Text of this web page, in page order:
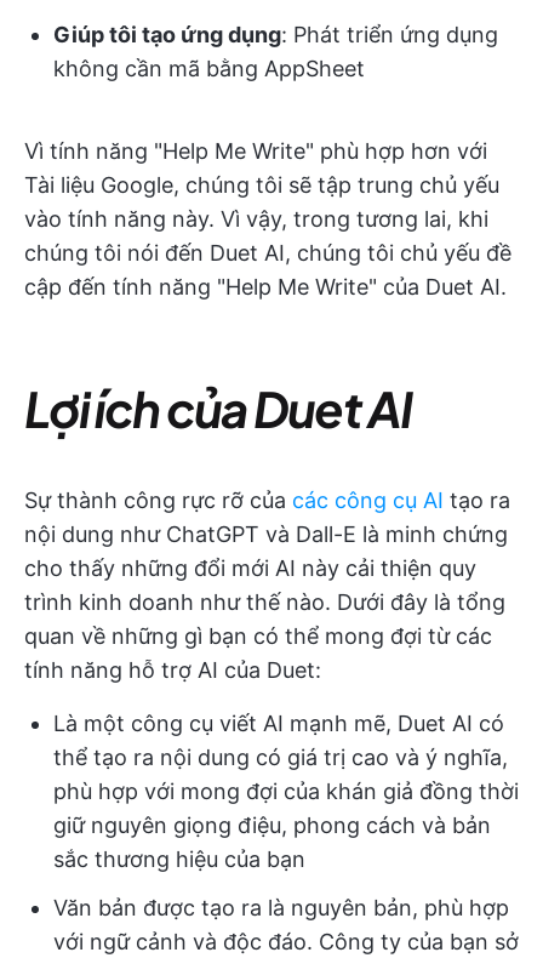
Giúp tôi tạo ứng dụng: Phát triển ứng dụng
không cần mã bằng AppSheet
Vì tính năng "Help Me Write" phù hợp hơn với
Tài liệu Google, chúng tôi sẽ tập trung chủ yếu
vào tính năng này. Vì vậy, trong tương lai, khi
chúng tôi nói đến Duet AI, chúng tôi chủ yếu đề
cập đến tính năng "Help Me Write" của Duet AI.
Lợi ích của Duet AI
Sự thành công rực rỡ của các công cụ AI tạo ra
nội dung như ChatGPT và Dall-E là minh chứng
cho thấy những đổi mới AI này cải thiện quy
trình kinh doanh như thế nào. Dưới đây là tổng
quan về những gì bạn có thể mong đợi từ các
tính năng hỗ trợ AI của Duet:
Là một công cụ viết AI mạnh mẽ, Duet AI có
thể tạo ra nội dung có giá trị cao và ý nghĩa,
phù hợp với mong đợi của khán giả đồng thời
giữ nguyên giọng điệu, phong cách và bản
sắc thương hiệu của bạn
Văn bản được tạo ra là nguyên bản, phù hợp
với ngữ cảnh và độc đáo. Công ty của bạn sở